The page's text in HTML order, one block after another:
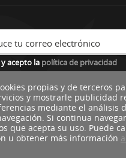
tu correo electrónico
acepto la política de privacidad
acumulable a otras ofertas o
propias y de terceros
y mostrarle publicidad
mediante el análisis
Si continua
que acepta su uso. Puede
u obtener más información